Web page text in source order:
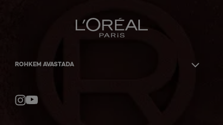
ROHKEM AVASTADA